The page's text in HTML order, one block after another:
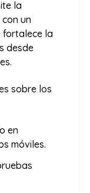
la
un
fortalece la
desde
sobre los
en
móviles.